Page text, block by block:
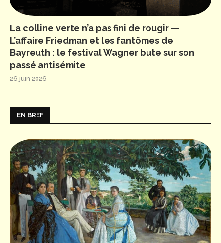
La colline verte n’a pas fini de rougir —
L’affaire Friedman et les fantômes de
Bayreuth : le festival Wagner bute sur son
passé antisémite
26 juin 2026
EN BREF